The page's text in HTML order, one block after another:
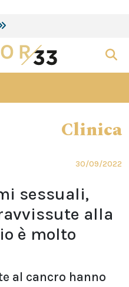
Clinica
30/09/2022
sessuali,
alla
è molto
al cancro hanno